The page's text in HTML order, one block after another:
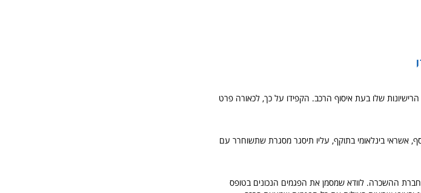
שלו בעת איסוף הרכב. הקפידו על כך, לכאורה פרט
אשראי בינלאומי בתוקף, עליו תיסגר מסגרת שתשוחרר עם
ההשכרה. לוודא שמסמן את הפגמים הנכונים בטופס